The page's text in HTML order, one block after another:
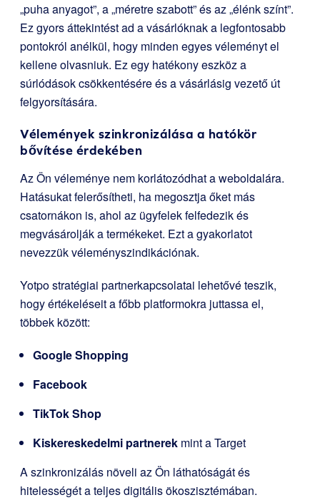
„puha anyagot”, a „méretre szabott” és az „élénk színt”.
Ez gyors áttekintést ad a vásárlóknak a legfontosabb
pontokról anélkül, hogy minden egyes véleményt el
kellene olvasniuk. Ez egy hatékony eszköz a
súrlódások csökkentésére és a vásárlásig vezető út
felgyorsítására.
Vélemények szinkronizálása a hatókör
bővítése érdekében
Az Ön véleménye nem korlátozódhat a weboldalára.
Hatásukat felerősítheti, ha megosztja őket más
csatornákon is, ahol az ügyfelek felfedezik és
megvásárolják a termékeket. Ezt a gyakorlatot
nevezzük véleményszindikációnak.
Yotpo stratégiai partnerkapcsolatai lehetővé teszik,
hogy értékeléseit a főbb platformokra juttassa el,
többek között:
Google Shopping
Facebook
TikTok Shop
Kiskereskedelmi partnerek mint a Target
A szinkronizálás növeli az Ön láthatóságát és
hitelességét a teljes digitális ökoszisztémában.